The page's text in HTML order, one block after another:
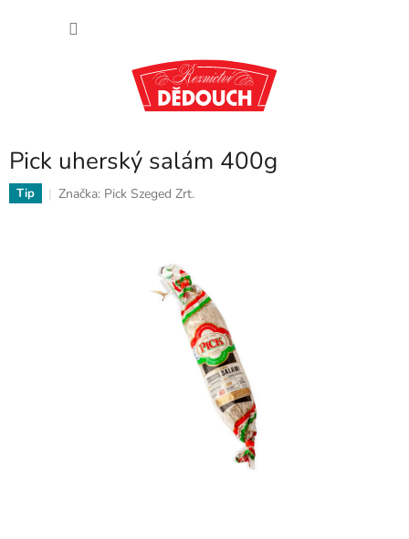
Pick uherský salám 400g
Tip Značka: Pick Szeged Zrt.